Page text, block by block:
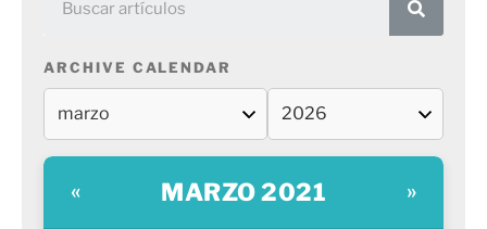
ARCHIVE CALENDAR
« MARZO 2021 »